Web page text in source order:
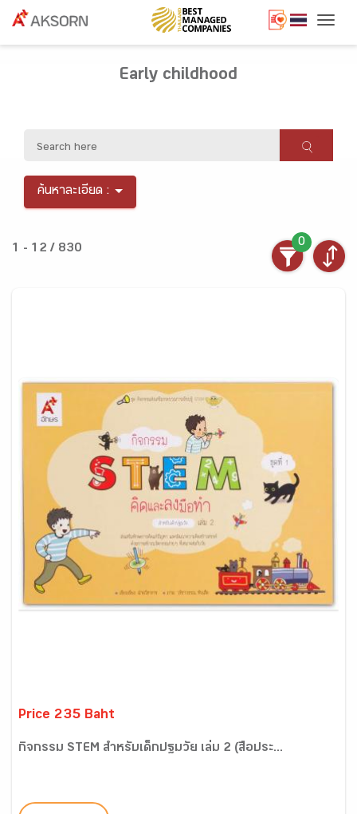
Early childhood
ค้นหาละเอียด :
1 - 12 / 830
0
Price 235 Baht
กิจกรรม STEM สำหรับเด็กปฐมวัย เล่ม 2 (สื่อประ...